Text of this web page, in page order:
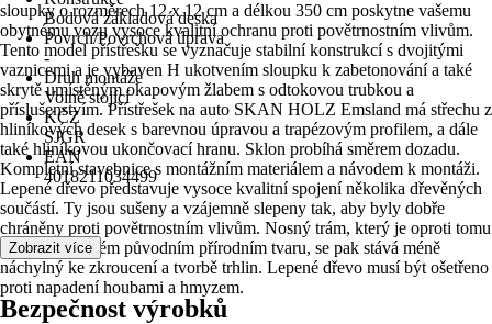
Bodová základová deska
Povrch/Povrchová úprava
-
Druh montáže
Volně stojící
KČZ
SJGR
EAN
4018211034499
sloupky o rozměrech 12 x 12 cm a délkou 350 cm poskytne vašemu
obytnému vozu vysoce kvalitní ochranu proti povětrnostním vlivům.
Tento model přístřešku se vyznačuje stabilní konstrukcí s dvojitými
vaznicemi a je vybaven H ukotvením sloupku k zabetonování a také
skrytě umístěným okapovým žlabem s odtokovou trubkou a
příslušenstvím. Přístřešek na auto SKAN HOLZ Emsland má střechu z
hliníkových desek s barevnou úpravou a trapézovým profilem, a dále
také hliníkovou ukončovací hranu. Sklon probíhá směrem dozadu.
Kompletní stavebnice s montážním materiálem a návodem k montáži.
Lepené dřevo představuje vysoce kvalitní spojení několika dřevěných
součástí. Ty jsou sušeny a vzájemně slepeny tak, aby byly dobře
chráněny proti povětrnostním vlivům. Nosný trám, který je oproti tomu
ze dřeva ve svém původním přírodním tvaru, se pak stává méně
náchylný ke zkroucení a tvorbě trhlin. Lepené dřevo musí být ošetřeno
proti napadení houbami a hmyzem.
Zobrazit více
Bezpečnost výrobků